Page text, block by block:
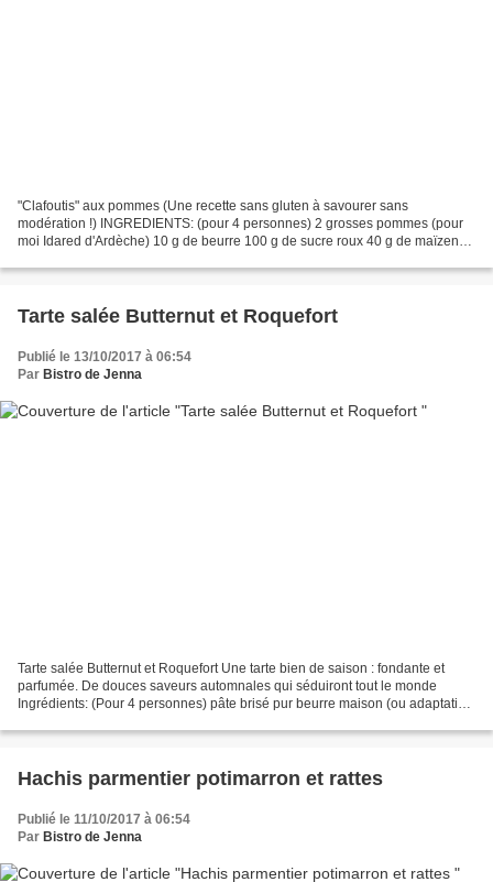
"Clafoutis" aux pommes (Une recette sans gluten à savourer sans
modération !) INGREDIENTS: (pour 4 personnes) 2 grosses pommes (pour
moi Idared d'Ardèche) 10 g de beurre 100 g de sucre roux 40 g de maïzena
Tarte salée Butternut et Roquefort
Publié le 13/10/2017 à 06:54
Par Bistro de Jenna
Tarte salée Butternut et Roquefort Une tarte bien de saison : fondante et
parfumée. De douces saveurs automnales qui séduiront tout le monde
Ingrédients: (Pour 4 personnes) pâte brisé pur beurre maison (ou adaptation
Hachis parmentier potimarron et rattes
Publié le 11/10/2017 à 06:54
Par Bistro de Jenna